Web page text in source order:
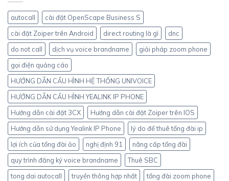
autocall
cài đặt OpenScape Business S
cài đặt Zoiper trên Android
direct routing là gì
dnc
do not call
dịch vụ voice brandname
giải pháp zoom phone
gọi điện quảng cáo
HƯỚNG DẪN CẤU HÌNH HỆ THỐNG UNIVOICE
HƯỚNG DẪN CẤU HÌNH YEALINK IP PHONE
Hướng dẫn cài đặt 3CX
Hướng dẫn cài đặt Zoiper trên IOS
Hướng dẫn sử dụng Yealink IP Phone
lý do để thuê tổng đài ip
lợi ích của tổng đài ảo
nghị định 91
nâng cấp tổng đài
quy trình đăng ký voice brandname
Thuê SBC
tong dai autocall
truyền thông hợp nhất
tổng đài zoom phone